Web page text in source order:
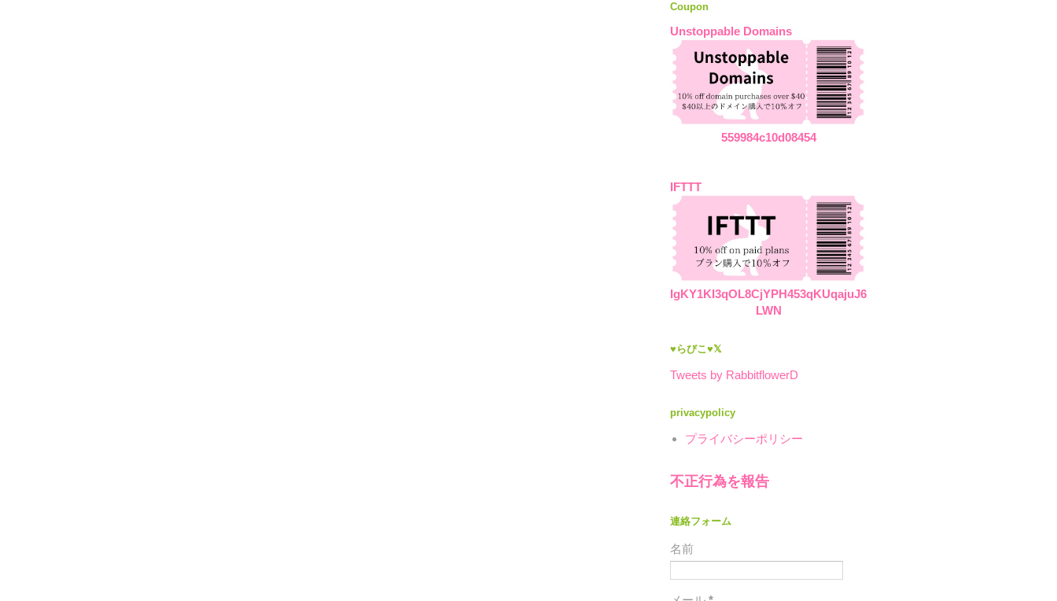
Coupon
Unstoppable Domains
559984c10d08454
IFTTT
IgKY1KI3qOL8CjYPH453qKUqajuJ6
LWN
♥らびこ♥𝕏
Tweets by RabbitflowerD
privacypolicy
プライバシーポリシー
不正行為を報告
連絡フォーム
名前